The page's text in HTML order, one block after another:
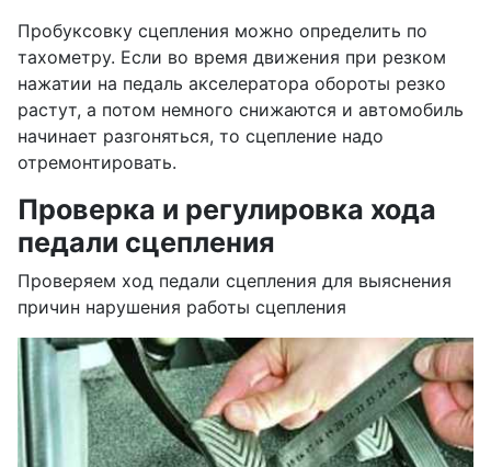
Пробуксовку сцепления можно определить по
тахометру. Если во время движения при резком
нажатии на педаль акселератора обороты резко
растут, а потом немного снижаются и автомобиль
начинает разгоняться, то сцепление надо
отремонтировать.
Проверка и регулировка хода
педали сцепления
Проверяем ход педали сцепления для выяснения
причин нарушения работы сцепления